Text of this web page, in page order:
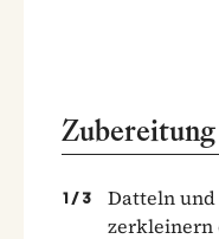
Zubereitung
1 / 3
Datteln
zerkleinern